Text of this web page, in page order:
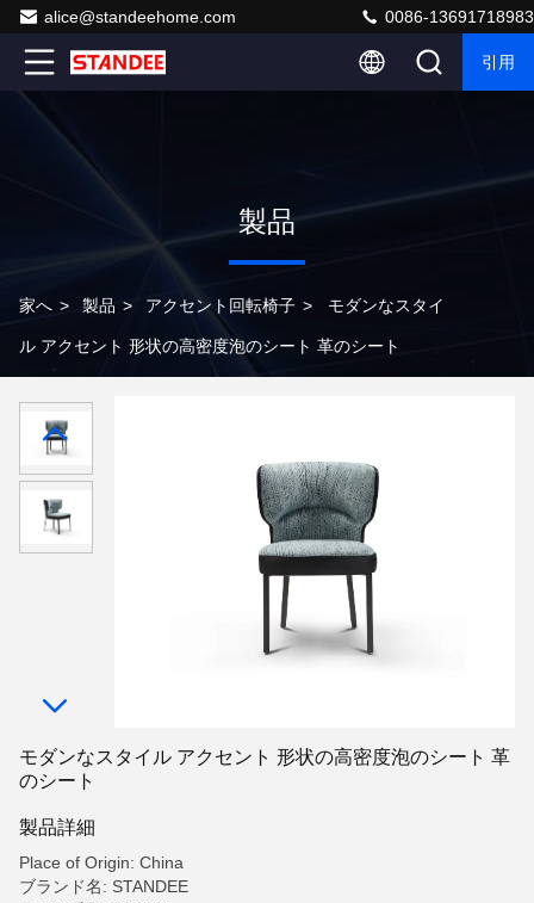
alice@standeehome.com 0086-13691718983
引用
製品
家へ > 製品 > アクセント回転椅子 > モダンなスタイ
ル アクセント 形状の高密度泡のシート 革のシート
モダンなスタイル アクセント 形状の高密度泡のシート 革
のシート
製品詳細
Place of Origin: China
ブランド名: STANDEE